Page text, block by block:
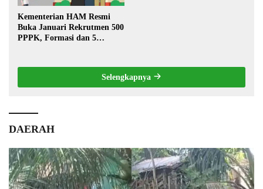
Kementerian HAM Resmi
Buka Januari Rekrutmen 500
PPPK, Formasi dan 5
Selengkapnya
DAERAH